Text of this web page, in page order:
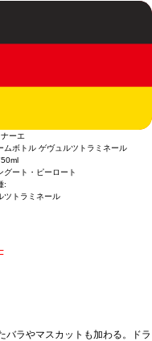
ーエ
ムボトル ゲヴュルツトラミネール
グート・ピーロート
:
ツトラミネール
バラやマスカットも加わる。ドラ